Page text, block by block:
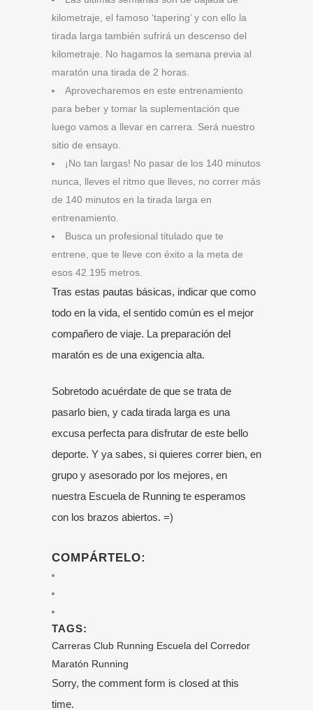
kilometraje, el famoso ‘tapering’ y con ello la
tirada larga también sufrirá un descenso del
kilometraje. No hagamos la semana previa al
maratón una tirada de 2 horas.
Aprovecharemos en este entrenamiento
para beber y tomar la suplementación que
luego vamos a llevar en carrera. Será nuestro
sitio de ensayo.
¡No tan largas! No pasar de los 140 minutos
nunca, lleves el ritmo que lleves, no correr más
de 140 minutos en la tirada larga en
entrenamiento.
Busca un profesional titulado que te
entrene, que te lleve con éxito a la meta de
esos 42.195 metros.
Tras estas pautas básicas, indicar que como
todo en la vida, el sentido común es el mejor
compañero de viaje. La preparación del
maratón es de una exigencia alta.
Sobretodo acuérdate de que se trata de
pasarlo bien, y cada tirada larga es una
excusa perfecta para disfrutar de este bello
deporte. Y ya sabes, si quieres correr bien, en
grupo y asesorado por los mejores, en
nuestra Escuela de Running te esperamos
con los brazos abiertos. =)
COMPÁRTELO:
TAGS:
Carreras Club Running Escuela del Corredor
Maratón Running
Sorry, the comment form is closed at this
time.